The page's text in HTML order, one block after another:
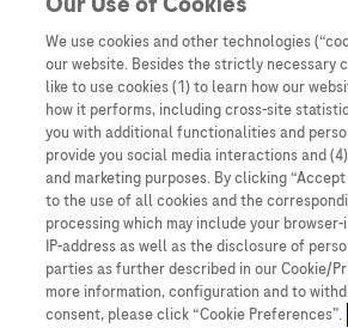
informasjon som ellers ikke er tilgjengelig
Vennligst vær oppmerksom på at vi ikke tar
informasjon som muligens ikke er i samsvar
prosess, regulering, registrering eller bruk i
Roche har ikke alltid mulighet til å
vil fjerne villedende eller upassende innlegg
Vi har ikke ansvar for innhold på eksterne
Kopiering av materiale fra dette nettstedet for
tillatt uten avtale. Nettstedet selger plass til
innhold er merket.
Dette nettstedet er ikke beregnet for å
We use cookies and other technologies
our website. Besides the strictly necessary
like to use cookies (1) to learn how our
how it performs, including cross-site
you with additional functionalities and
provide you social media interactions and
and marketing purposes. By clicking
to the use of all cookies and the
processing which may include your
IP-address as well as the disclosure of
parties as further described in our Cookie/
more information, configuration and to
consent, please click “Cookie Preferences”.